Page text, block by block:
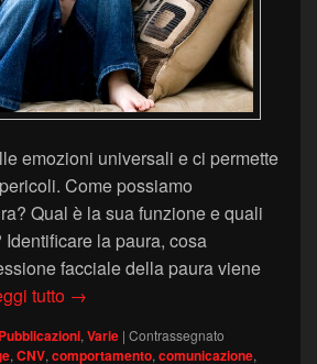
emozioni universali e ci permette
Come possiamo
Qual è la sua funzione e quali
la paura, cosa
facciale della paura viene
tutto Riconoscere la paura
→
,Varie | Contrassegnato
,CNV,comportamento,comunicazione,